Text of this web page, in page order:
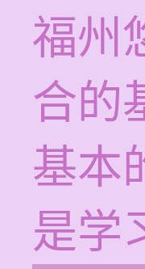
福州
合的
基本
是学